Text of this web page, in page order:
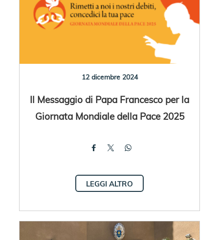
12 dicembre 2024
Il Messaggio di Papa Francesco per la
Giornata Mondiale della Pace 2025
LEGGI ALTRO